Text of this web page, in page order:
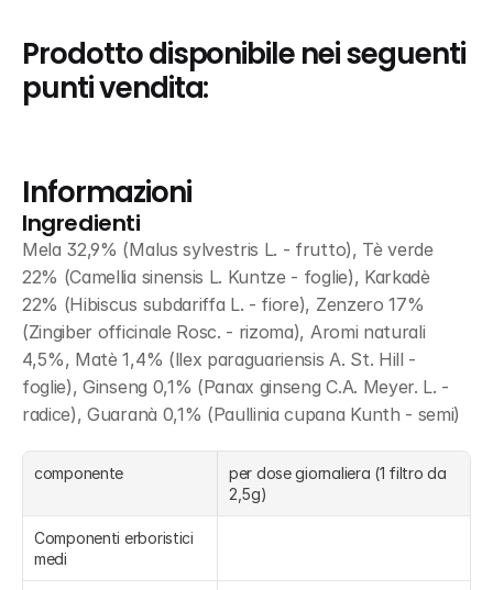
Prodotto disponibile nei seguenti
punti vendita:
Informazioni
Ingredienti
Mela 32,9% (Malus sylvestris L. - frutto), Tè verde
22% (Camellia sinensis L. Kuntze - foglie), Karkadè
22% (Hibiscus subdariffa L. - fiore), Zenzero 17%
(Zingiber officinale Rosc. - rizoma), Aromi naturali
4,5%, Matè 1,4% (llex paraguariensis A. St. Hill -
foglie), Ginseng 0,1% (Panax ginseng C.A. Meyer. L. -
radice), Guaranà 0,1% (Paullinia cupana Kunth - semi)
componente
per dose giornaliera (1 filtro da
2,5g)
Componenti erboristici
medi